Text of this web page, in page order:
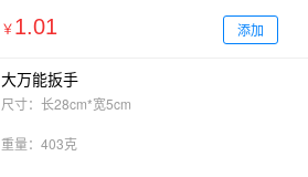
￥ 1.01 添加
大万能扳手
尺寸：长28cm*宽5cm
重量：403克